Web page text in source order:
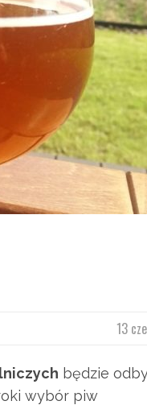
13
będzie
wybór piw